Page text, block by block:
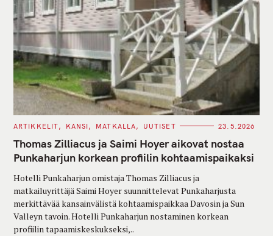
C
T
E
G
O
I
S
ARTIKKELIT KANSI MATKALLA UUTISET 23.5.2026
Thomas Zilliacus ja Saimi Hoyer aikovat nostaa
Punkaharjun korkean profiilin kohtaamispaikaksi
Hotelli Punkaharjun omistaja Thomas Zilliacus ja
matkailuyrittäjä Saimi Hoyer suunnittelevat Punkaharjusta
merkittävää kansainvälistä kohtaamispaikkaa Davosin ja Sun
Valleyn tavoin. Hotelli Punkaharjun nostaminen korkean
profiilin tapaamiskeskukseksi,..